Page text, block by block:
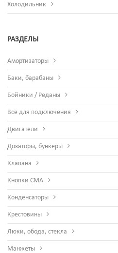
Холодильник
РАЗДЕЛЫ
Амортизаторы
Баки, барабаны
Бойники / Реданы
Все для подключения
Двигатели
Дозаторы, бункеры
Клапана
Кнопки СМА
Конденсаторы
Крестовины
Люки, обода, стекла
Манжеты